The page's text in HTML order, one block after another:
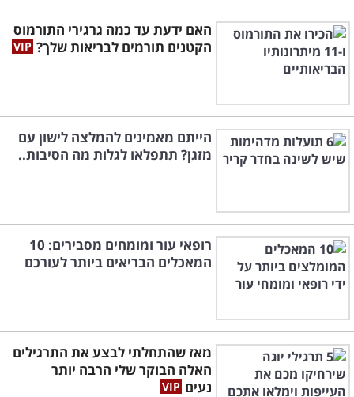
האם ידעת עד כמה גרגירי התורמוס
הקטנים תורמים לבריאות שלך?
הייתם מאמינים להמלצה לישון עם
מזגן? תתפלאו לגלות מה הסיבות..
רופאי עור ומומחים מסבירים: 10
המאכלים הבריאים ביותר לעורכם
מאז שהתחלתי לבצע את התרגילים
האלה הבוקר שלי הרבה יותר
נעים